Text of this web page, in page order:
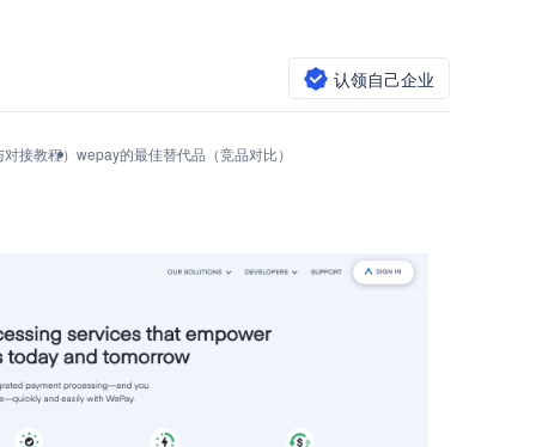
认领自己企业
接教程） wepay的最佳替代品（竞品对比）